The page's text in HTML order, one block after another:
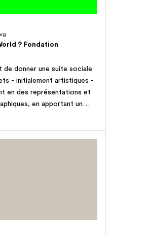
? Fondation
de donner une suite sociale
- initialement artistiques -
en des représentations et
en apportant un
et d'intégration, ou
et culturelles sur les
préalablement organisé des
(pour but complet cf. acte